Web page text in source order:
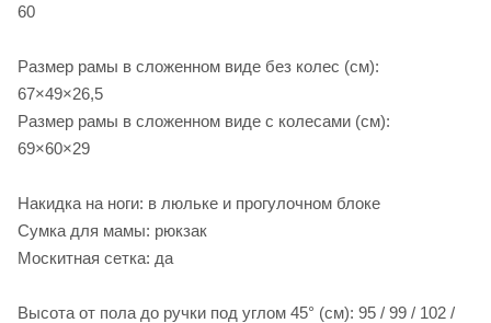
60
Размер рамы в сложенном виде без колес (см):
67×49×26,5
Размер рамы в сложенном виде с колесами (см):
69×60×29
Накидка на ноги: в люльке и прогулочном блоке
Сумка для мамы: рюкзак
Москитная сетка: да
Высота от пола до ручки под углом 45° (см): 95 / 99 / 102 /